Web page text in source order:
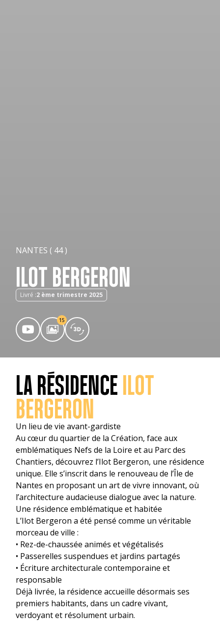
NANTES ( 44 )
ILOT BERGERON
Livré :2 ème trimestre 2025
15
LA RÉSIDENCE ILOT
BERGERON
Un lieu de vie avant-gardiste
Au cœur du quartier de la Création, face aux
emblématiques Nefs de la Loire et au Parc des
Chantiers, découvrez l’Ilot Bergeron, une résidence
unique. Elle s’inscrit dans le renouveau de l’Île de
Nantes en proposant un art de vivre innovant, où
l’architecture audacieuse dialogue avec la nature.
Une résidence emblématique et habitée
L’Ilot Bergeron a été pensé comme un véritable
morceau de ville :
• Rez-de-chaussée animés et végétalisés
• Passerelles suspendues et jardins partagés
• Écriture architecturale contemporaine et
responsable
Déjà livrée, la résidence accueille désormais ses
premiers habitants, dans un cadre vivant,
verdoyant et résolument urbain.